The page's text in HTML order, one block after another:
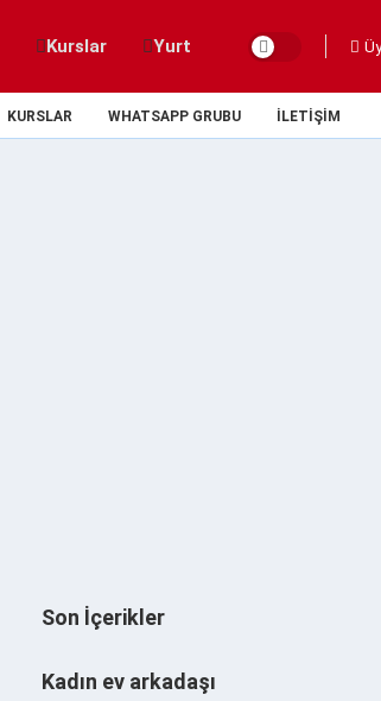
Kurslar Yurt
KURSLAR WHATSAPP GRUBU İLETIŞIM
Son İçerikler
Kadın ev arkadaşı